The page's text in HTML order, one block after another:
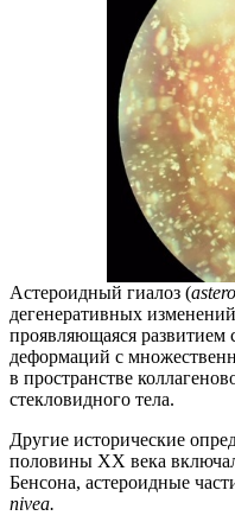
Астероидный гиалоз (
дегенеративных
проявляющаяся
деформаций с
в пространстве
стекловидного тела.
Другие исторические
половины ХХ века
Бенсона, астероидные
nivea.